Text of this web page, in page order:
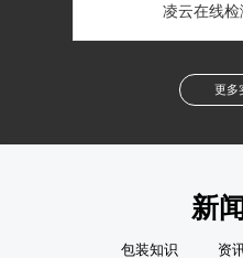
凌云在线
更多
新
包装知识 资